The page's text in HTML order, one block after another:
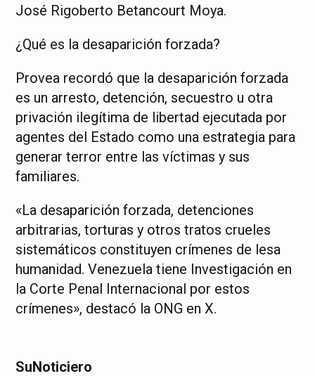
José Rigoberto Betancourt Moya.
¿Qué es la desaparición forzada?
Provea recordó que la desaparición forzada
es un arresto, detención, secuestro u otra
privación ilegítima de libertad ejecutada por
agentes del Estado como una estrategia para
generar terror entre las víctimas y sus
familiares.
«La desaparición forzada, detenciones
arbitrarias, torturas y otros tratos crueles
sistemáticos constituyen crímenes de lesa
humanidad. Venezuela tiene Investigación en
la Corte Penal Internacional por estos
crímenes», destacó la ONG en X.
SuNoticiero